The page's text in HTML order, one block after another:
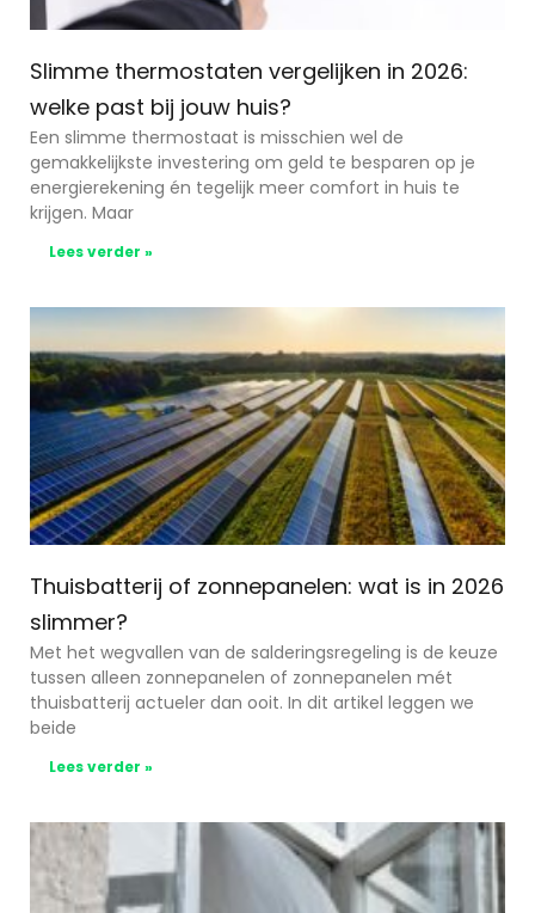
Slimme thermostaten vergelijken in 2026:
welke past bij jouw huis?
Een slimme thermostaat is misschien wel de
gemakkelijkste investering om geld te besparen op je
energierekening én tegelijk meer comfort in huis te
krijgen. Maar
Lees verder »
Thuisbatterij of zonnepanelen: wat is in 2026
slimmer?
Met het wegvallen van de salderingsregeling is de keuze
tussen alleen zonnepanelen of zonnepanelen mét
thuisbatterij actueler dan ooit. In dit artikel leggen we
beide
Lees verder »